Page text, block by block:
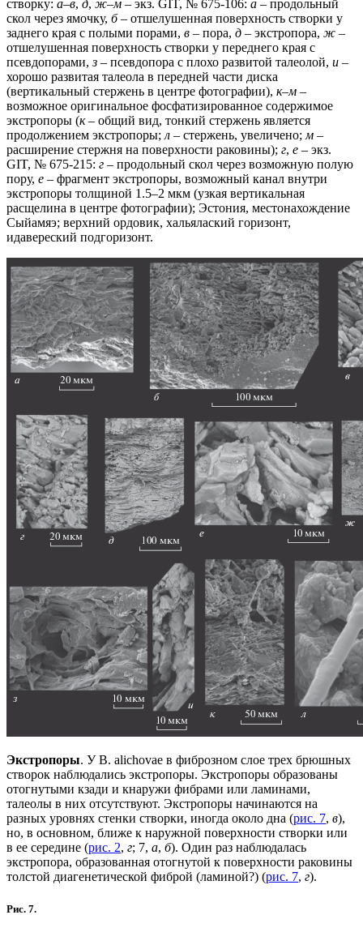
створку: а–в, д, ж–м – экз. GIT, № 675-106: а ‒ продольный
скол через ямочку, б– отшелушенная поверхность створки у
заднего края с полыми порами, в – пора, д – экстропора, ж –
отшелушенная поверхность створки у переднего края с
псевдопорами,з – псевдопора с плохо развитой талеолой, и –
хорошо развитая талеола в передней части диска
(вертикальный стержень в центре фотографии), к–м –
возможное оригинальное фосфатизированное содержимое
экстропоры (к– общий вид, тонкий стержень является
продолжением экстропоры; л – стержень, увеличено; м –
расширение стержня на поверхности раковины); г, е – экз.
GIT, № 675-215: г – продольный скол через возможную полую
пору, е – фрагмент экстропоры, возможный канал внутри
экстропоры толщиной 1.5–2 мкм (узкая вертикальная
расщелина в центре фотографии); Эстония, местонахождение
Сыйамяэ; верхний ордовик, хальялаский горизонт,
идавереский подгоризонт.
Экстропоры. У B. alichovae в фиброзном слое трех брюшных
створок наблюдались экстропоры. Экстропоры образованы
отогнутыми кзади и кнаружи фибрами или ламинами,
талеолы в них отсутствуют. Экстропоры начинаются на
разных уровнях стенки створки, иногда около дна (рис. 7, в),
но, в основном, ближе к наружной поверхности створки или
в ее середине (рис. 2, г; 7, а, б). Один раз наблюдалась
экстропора, образованная отогнутой к поверхности раковины
толстой диагенетической фиброй (ламиной?) (рис. 7, г).
Рис. 7.